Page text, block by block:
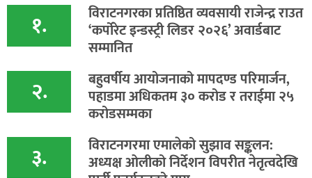
१. विराटनगरका प्रतिष्ठित व्यवसायी राजेन्द्र राउत
‘कर्पोरेट इन्डस्ट्री लिडर २०२६’ अवार्डबाट
सम्मानित
२. बहुवर्षीय आयोजनाको मापदण्ड परिमार्जन,
पहाडमा अधिकतम ३० करोड र तराईमा २५
करोडसम्मका
३. विराटनगरमा एमालेको सुझाव सङ्कलन:
अध्यक्ष ओलीको निर्देशन विपरीत नेतृत्वदेखि